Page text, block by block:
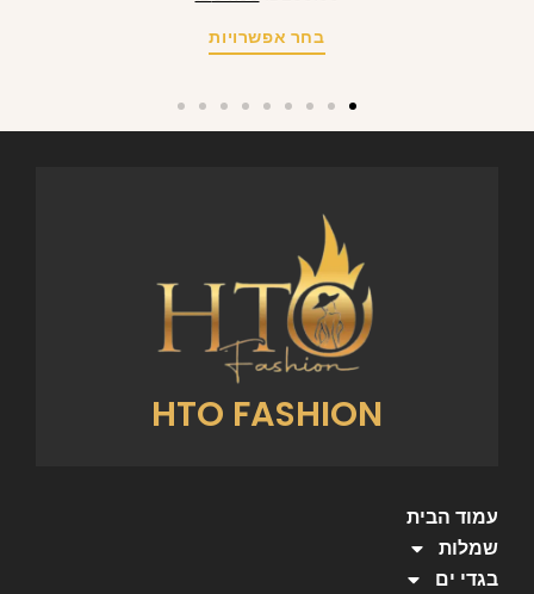
בחר אפשרויות
HTO FASHION
עמוד הבית
שמלות
בגדי ים